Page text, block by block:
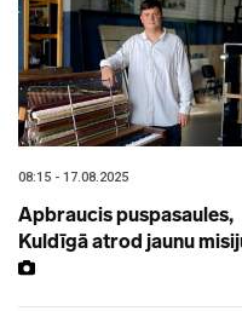
08:15 - 17.08.2025
Apbraucis puspasaules,
Kuldīgā atrod jaunu